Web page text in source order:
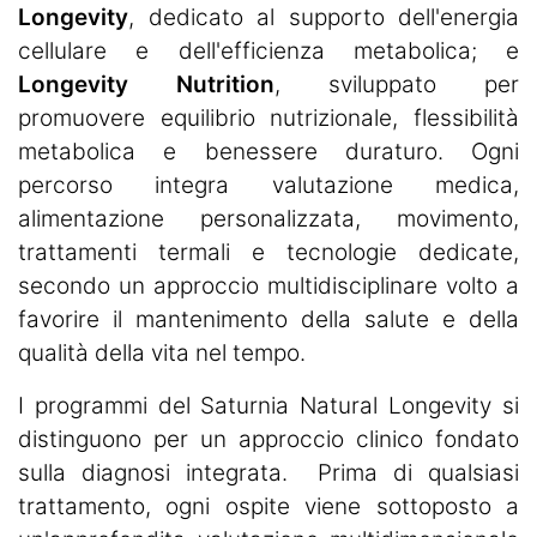
Longevity, dedicato al supporto dell'energia
cellulare e dell'efficienza metabolica; e
Longevity Nutrition, sviluppato per
promuovere equilibrio nutrizionale, flessibilità
metabolica e benessere duraturo. Ogni
percorso integra valutazione medica,
alimentazione personalizzata, movimento,
trattamenti termali e tecnologie dedicate,
secondo un approccio multidisciplinare volto a
favorire il mantenimento della salute e della
qualità della vita nel tempo.
I programmi del Saturnia Natural Longevity si
distinguono per un approccio clinico fondato
sulla diagnosi integrata. Prima di qualsiasi
trattamento, ogni ospite viene sottoposto a